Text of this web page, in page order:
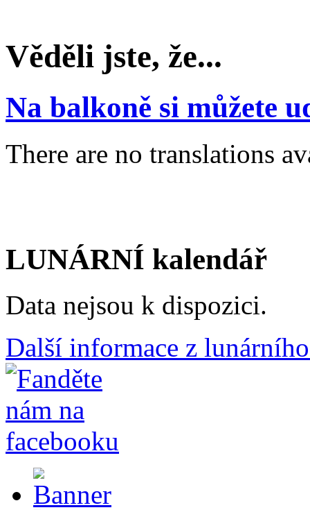
Věděli jste, že...
Na balkoně si můžete
There are no translations
LUNÁRNÍ kalendář
Data nejsou k dispozici.
Další informace z